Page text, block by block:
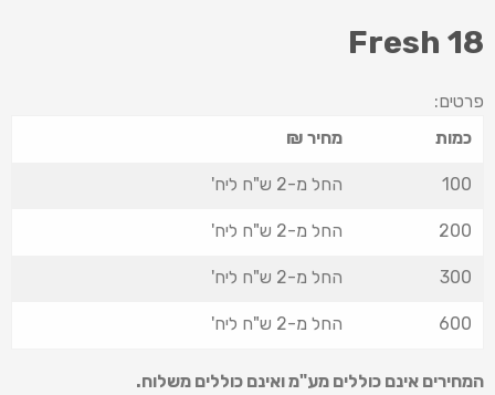
Fresh 18
פרטים:
כמות
מחיר ₪
100 החל מ-2 ש"ח ליח'
200 החל מ-2 ש"ח ליח'
300 החל מ-2 ש"ח ליח'
600 החל מ-2 ש"ח ליח'
המחירים אינם כוללים מע"מ ואינם כוללים משלוח.